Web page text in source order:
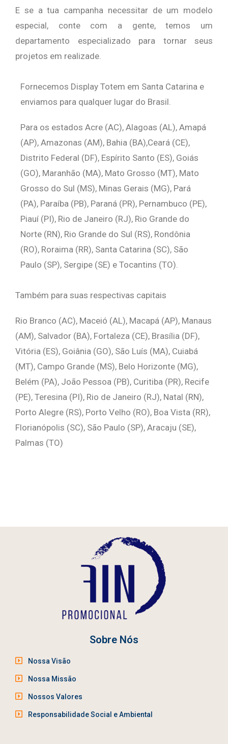
E se a tua campanha necessitar de um modelo
especial, conte com a gente, temos um
departamento especializado para tornar seus
projetos em realizade.
Fornecemos Display Totem em Santa Catarina e
enviamos para qualquer lugar do Brasil.
Para os estados Acre (AC), Alagoas (AL), Amapá
(AP), Amazonas (AM), Bahia (BA),Ceará (CE),
Distrito Federal (DF), Espírito Santo (ES), Goiás
(GO), Maranhão (MA), Mato Grosso (MT), Mato
Grosso do Sul (MS), Minas Gerais (MG), Pará
(PA), Paraíba (PB), Paraná (PR), Pernambuco (PE),
Piauí (PI), Rio de Janeiro (RJ), Rio Grande do
Norte (RN), Rio Grande do Sul (RS), Rondônia
(RO), Roraima (RR), Santa Catarina (SC), São
Paulo (SP), Sergipe (SE) e Tocantins (TO).
Também para suas respectivas capitais
Rio Branco (AC), Maceió (AL), Macapá (AP), Manaus
(AM), Salvador (BA), Fortaleza (CE), Brasília (DF),
Vitória (ES), Goiânia (GO), São Luís (MA), Cuiabá
(MT), Campo Grande (MS), Belo Horizonte (MG),
Belém (PA), João Pessoa (PB), Curitiba (PR), Recife
(PE), Teresina (PI), Rio de Janeiro (RJ), Natal (RN),
Porto Alegre (RS), Porto Velho (RO), Boa Vista (RR),
Florianópolis (SC), São Paulo (SP), Aracaju (SE),
Palmas (TO)
Sobre Nós
Nossa Visão
Nossa Missão
Nossos Valores
Responsabilidade Social e Ambiental